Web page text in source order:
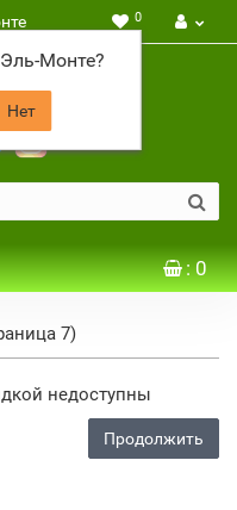
Эль-Монте?
0
48
: 0
7)
недоступны
Продолжить